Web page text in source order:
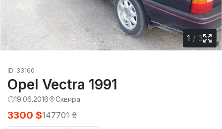
1 / 3
ID: 33160
Opel Vectra 1991
19.06.2016 Сквира
3300 $147701 ₴